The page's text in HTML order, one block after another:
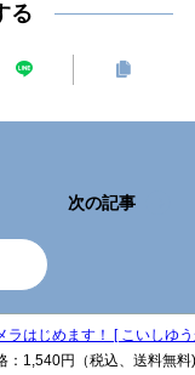
る
次の記事
ラはじめます！ [ こいしゆ
：1,540円（税込、送料無料)